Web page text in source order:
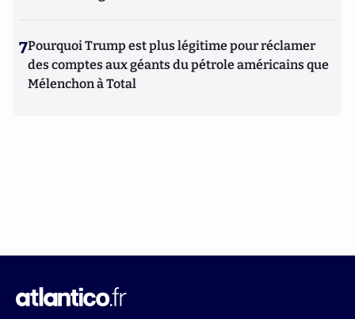
7Pourquoi Trump est plus légitime pour réclamer
des comptes aux géants du pétrole américains que
Mélenchon à Total